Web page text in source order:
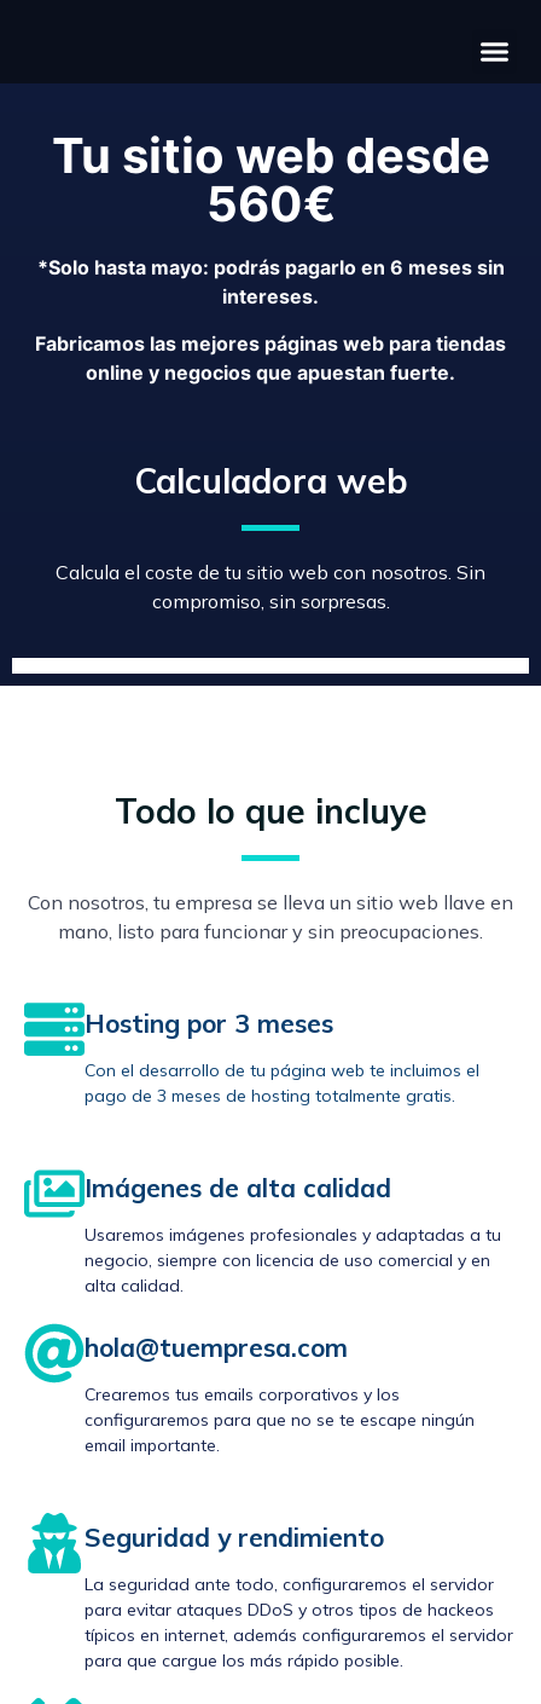
Tu sitio web desde
560€
*Solo hasta mayo: podrás pagarlo en 6 meses sin
intereses.
Fabricamos las mejores páginas web para tiendas
online y negocios que apuestan fuerte.
Calculadora web
Calcula el coste de tu sitio web con nosotros. Sin
compromiso, sin sorpresas.
Todo lo que incluye
Con nosotros, tu empresa se lleva un sitio web llave en
mano, listo para funcionar y sin preocupaciones.
Hosting por 3 meses
Con el desarrollo de tu página web te incluimos el
pago de 3 meses de hosting totalmente gratis.
Imágenes de alta calidad
Usaremos imágenes profesionales y adaptadas a tu
negocio, siempre con licencia de uso comercial y en
alta calidad.
hola@tuempresa.com
Crearemos tus emails corporativos y los
configuraremos para que no se te escape ningún
email importante.
Seguridad y rendimiento
La seguridad ante todo, configuraremos el servidor
para evitar ataques DDoS y otros tipos de hackeos
típicos en internet, además configuraremos el servidor
para que cargue los más rápido posible.